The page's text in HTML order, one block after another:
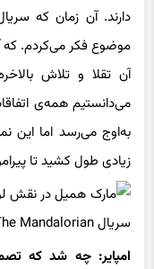
موضوع فکر می‌کردم. که
آن تقلا و تلاش
زیادی طول کشید تا
امپایر: چه شد که